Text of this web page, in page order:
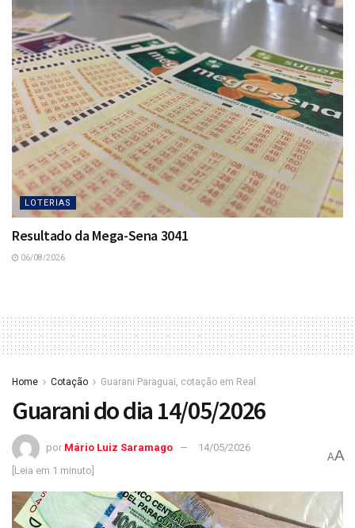
LOTERIAS
Resultado da Mega-Sena 3041
06/08/2026
Home Cotação Guarani Paraguai, cotação em Real
Guarani do dia 14/05/2026
por Mário Luiz Saramago
14/05/2026
[Leia em 1 minuto]
AA